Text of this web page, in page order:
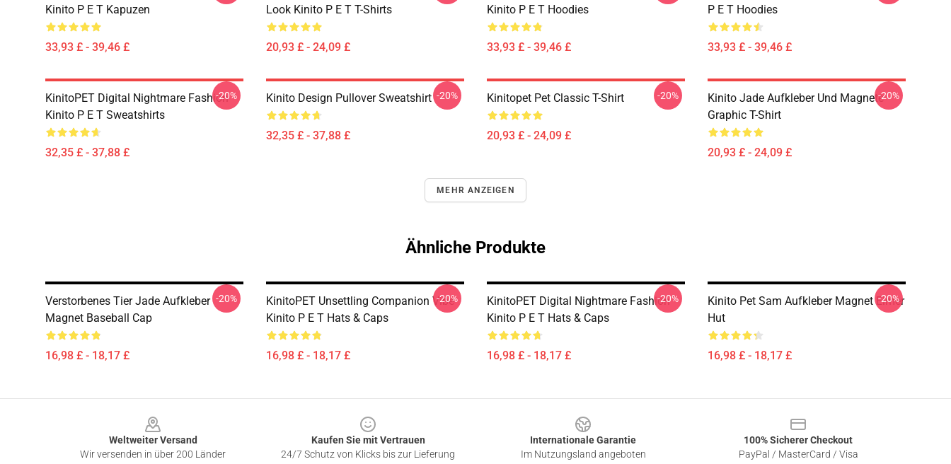
Kinito P E T Kapuzen
33,93 £ - 39,46 £
Look Kinito P E T T-Shirts
20,93 £ - 24,09 £
Kinito P E T Hoodies
33,93 £ - 39,46 £
P E T Hoodies
33,93 £ - 39,46 £
KinitoPET Digital Nightmare Fashion
Kinito P E T Sweatshirts
32,35 £ - 37,88 £
-20% Kinito Design Pullover Sweatshirt
32,35 £ - 37,88 £
-20% Kinitopet Pet Classic T-Shirt
20,93 £ - 24,09 £
-20%
Kinito Jade Aufkleber Und Magnete
Graphic T-Shirt
20,93 £ - 24,09 £
-20%
MEHR ANZEIGEN
Ähnliche Produkte
Verstorbenes Tier Jade Aufkleber
Magnet Baseball Cap
16,98 £ - 18,17 £
-20%
KinitoPET Unsettling Companion Vibe
Kinito P E T Hats & Caps
16,98 £ - 18,17 £
-20%
KinitoPET Digital Nightmare Fashion
Kinito P E T Hats & Caps
16,98 £ - 18,17 £
-20%
Kinito Pet Sam Aufkleber Magnet Eimer
Hut
16,98 £ - 18,17 £
-20%
Weltweiter Versand
Wir versenden in über 200 Länder
Kaufen Sie mit Vertrauen
24/7 Schutz von Klicks bis zur Lieferung
Internationale Garantie
Im Nutzungsland angeboten
100% Sicherer Checkout
PayPal / MasterCard / Visa